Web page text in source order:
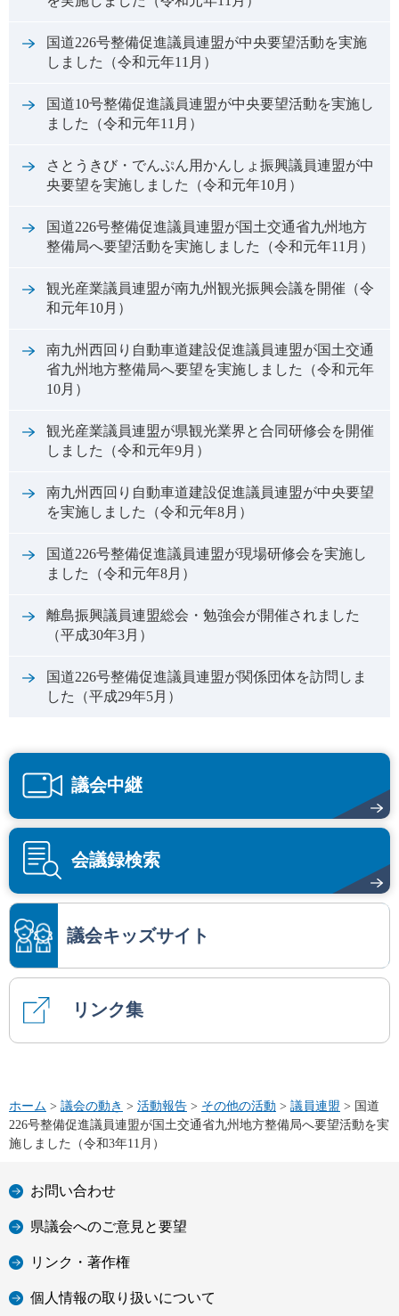
国道226号整備促進議員連盟が中央要望活動を実施
しました（令和元年11月）
国道10号整備促進議員連盟が中央要望活動を実施し
ました（令和元年11月）
さとうきび・でんぷん用かんしょ振興議員連盟が中
央要望を実施しました（令和元年10月）
国道226号整備促進議員連盟が国土交通省九州地方
整備局へ要望活動を実施しました（令和元年11月）
観光産業議員連盟が南九州観光振興会議を開催（令
和元年10月）
南九州西回り自動車道建設促進議員連盟が国土交通
省九州地方整備局へ要望を実施しました（令和元年
10月）
観光産業議員連盟が県観光業界と合同研修会を開催
しました（令和元年9月）
南九州西回り自動車道建設促進議員連盟が中央要望
を実施しました（令和元年8月）
国道226号整備促進議員連盟が現場研修会を実施し
ました（令和元年8月）
離島振興議員連盟総会・勉強会が開催されました
（平成30年3月）
国道226号整備促進議員連盟が関係団体を訪問しま
した（平成29年5月）
議会中継
会議録検索
議会キッズサイト
リンク集
ホーム > 議会の動き > 活動報告 > その他の活動 > 議員連盟 > 国道
226号整備促進議員連盟が国土交通省九州地方整備局へ要望活動を実
施しました（令和3年11月）
お問い合わせ
県議会へのご意見と要望
リンク・著作権
個人情報の取り扱いについて